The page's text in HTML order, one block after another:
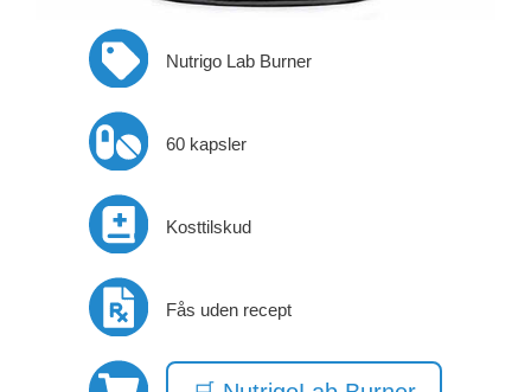
Nutrigo Lab Burner
60 kapsler
Kosttilskud
Fås uden recept